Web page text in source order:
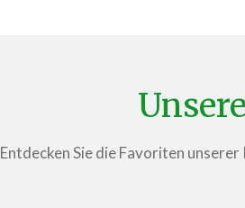
Entdecken Sie die Favoriten